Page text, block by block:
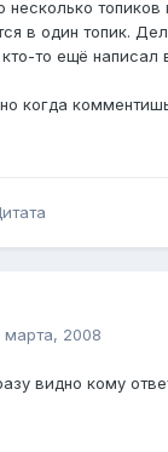
несколько
в один топик.
то ещё
когда
марта, 2008
видно кому